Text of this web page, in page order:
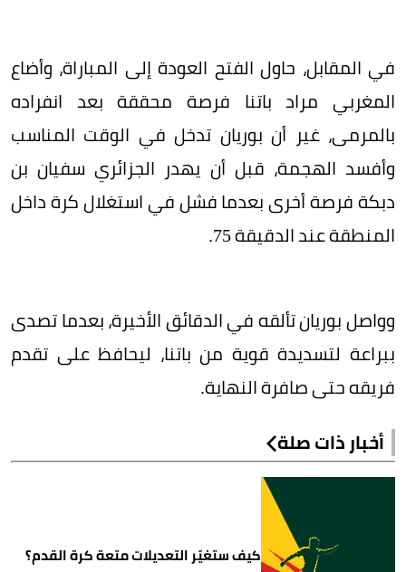
في المقابل، حاول الفتح العودة إلى المباراة، وأضاع
المغربي مراد باتنا فرصة محققة بعد انفراده
بالمرمى، غير أن بوريان تدخل في الوقت المناسب
وأفسد الهجمة، قبل أن يهدر الجزائري سفيان بن
دبكة فرصة أخرى بعدما فشل في استغلال كرة داخل
المنطقة عند الدقيقة 75.
وواصل بوريان تألقه في الدقائق الأخيرة، بعدما تصدى
ببراعة لتسديدة قوية من باتنا، ليحافظ على تقدم
فريقه حتى صافرة النهاية.
أخبار ذات صلة
كيف ستغيّر التعديلات متعة كرة القدم؟